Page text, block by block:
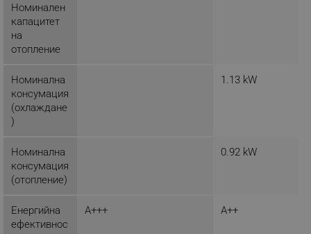
Номинален
капацитет
на
отопление
Номинална
консумация
(охлаждане
)
1.13 kW
Номинална
консумация
(отопление)
0.92 kW
Енергийна
ефективнос
A+++ A++